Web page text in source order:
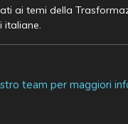
ai temi della
italiane.
team per maggiori